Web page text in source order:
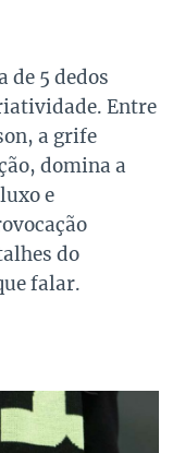
de 5 dedos
Entre
a grife
domina a
e
do
falar.